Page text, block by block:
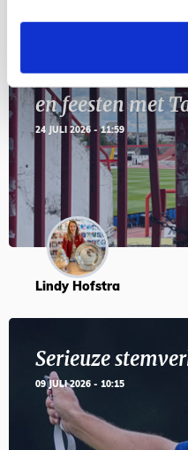
Servische
en feesten met
24 JULI 2026 - 11:59
Lindy Hofstra
Serieuze
09 JULI 2026 - 10:15